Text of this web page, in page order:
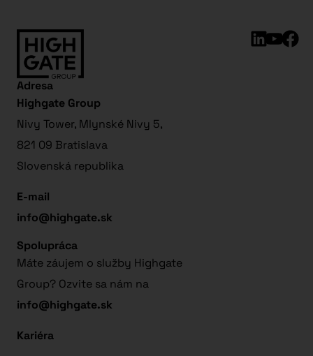
Adresa
Highgate Group
Nivy Tower, Mlynské Nivy 5,
821 09 Bratislava
Slovenská republika
E-mail
info@highgate.sk
Spolupráca
Máte záujem o služby Highgate
Group? Ozvite sa nám na
info@highgate.sk
Kariéra